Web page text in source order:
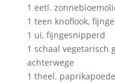
1 eetl.
1 teen knoflook,
1 ui, fijngesnipperd
1 schaal vegetarisch
achterwege
1 theel.